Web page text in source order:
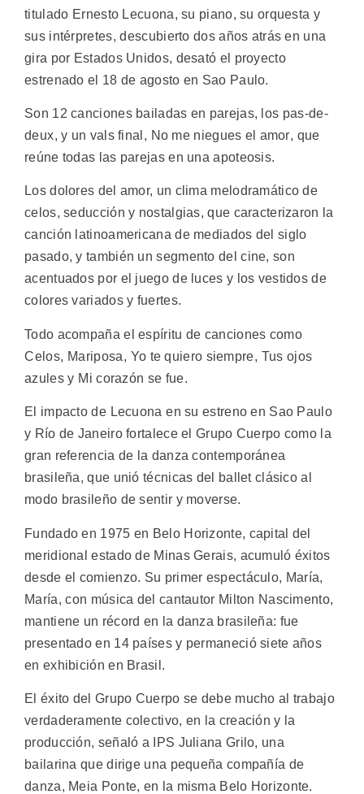
titulado Ernesto Lecuona, su piano, su orquesta y
sus intérpretes, descubierto dos años atrás en una
gira por Estados Unidos, desató el proyecto
estrenado el 18 de agosto en Sao Paulo.
Son 12 canciones bailadas en parejas, los pas-de-
deux, y un vals final, No me niegues el amor, que
reúne todas las parejas en una apoteosis.
Los dolores del amor, un clima melodramático de
celos, seducción y nostalgias, que caracterizaron la
canción latinoamericana de mediados del siglo
pasado, y también un segmento del cine, son
acentuados por el juego de luces y los vestidos de
colores variados y fuertes.
Todo acompaña el espíritu de canciones como
Celos, Mariposa, Yo te quiero siempre, Tus ojos
azules y Mi corazón se fue.
El impacto de Lecuona en su estreno en Sao Paulo
y Río de Janeiro fortalece el Grupo Cuerpo como la
gran referencia de la danza contemporánea
brasileña, que unió técnicas del ballet clásico al
modo brasileño de sentir y moverse.
Fundado en 1975 en Belo Horizonte, capital del
meridional estado de Minas Gerais, acumuló éxitos
desde el comienzo. Su primer espectáculo, María,
María, con música del cantautor Milton Nascimento,
mantiene un récord en la danza brasileña: fue
presentado en 14 países y permaneció siete años
en exhibición en Brasil.
El éxito del Grupo Cuerpo se debe mucho al trabajo
verdaderamente colectivo, en la creación y la
producción, señaló a IPS Juliana Grilo, una
bailarina que dirige una pequeña compañía de
danza, Meia Ponte, en la misma Belo Horizonte.